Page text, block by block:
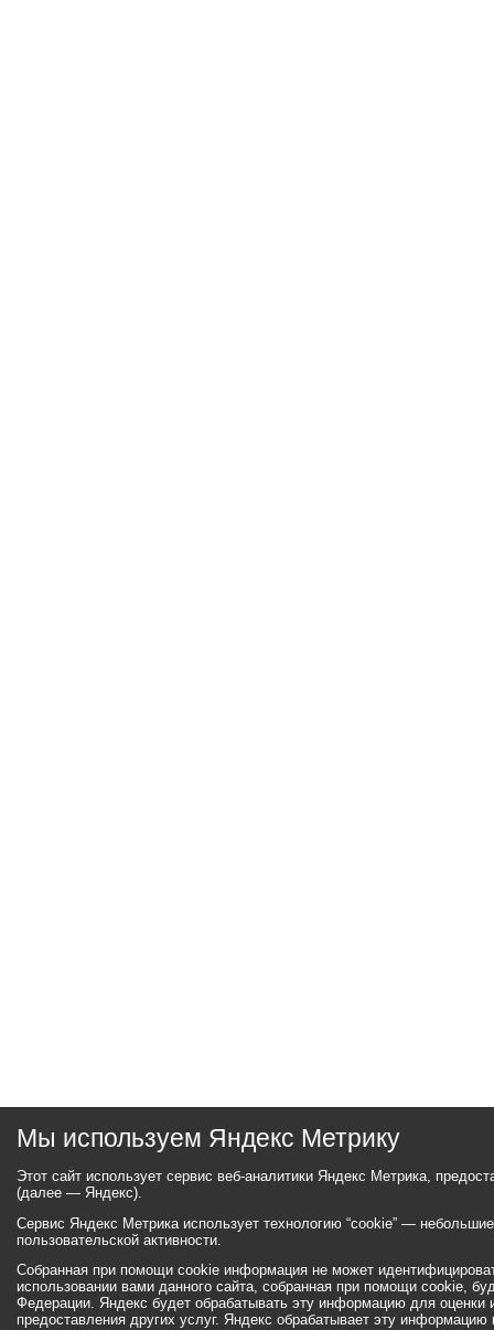
Мы используем Яндекс Метрику
Этот сайт использует сервис веб-аналитики Яндекс Метрика,
(далее — Яндекс).
Сервис Яндекс Метрика использует технологию “cookie” —
пользовательской активности.
Собранная при помощи cookie информация не может
использовании вами данного сайта, собранная при помощи cookie,
Федерации. Яндекс будет обрабатывать эту информацию для оценки
предоставления других услуг. Яндекс обрабатывает эту